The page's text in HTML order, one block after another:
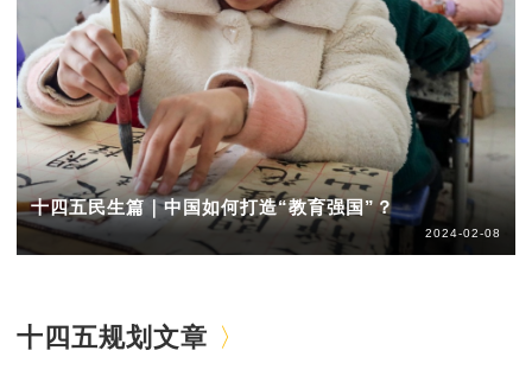
十四五民生篇｜中国如何打造“教育强国”？
2024-02-08
十四五规划文章